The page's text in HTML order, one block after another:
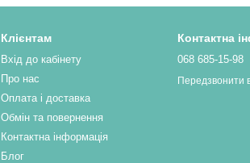
Клієнтам
Вхід до кабінету
Про нас
Оплата і доставка
Обмін та повернення
Контактна інформація
Блог
Контактна
068 685-15-98
Передзвонити